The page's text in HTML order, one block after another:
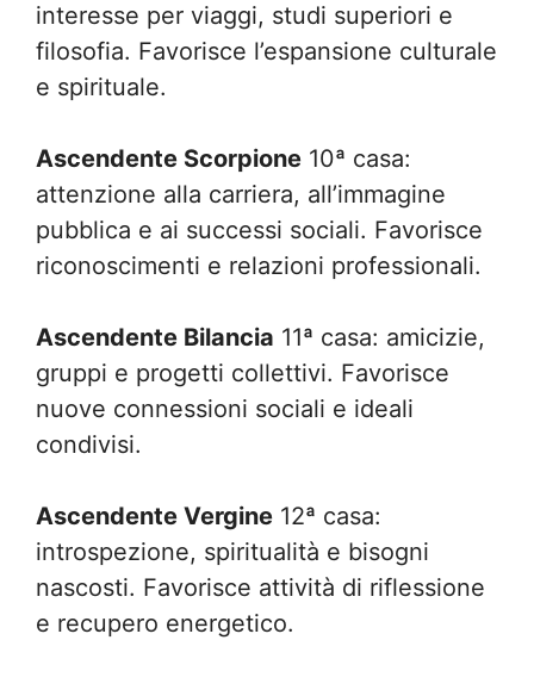
interesse per viaggi, studi superiori e
filosofia. Favorisce l’espansione culturale
e spirituale.
Ascendente Scorpione 10ª casa:
attenzione alla carriera, all’immagine
pubblica e ai successi sociali. Favorisce
riconoscimenti e relazioni professionali.
Ascendente Bilancia 11ª casa: amicizie,
gruppi e progetti collettivi. Favorisce
nuove connessioni sociali e ideali
condivisi.
Ascendente Vergine 12ª casa:
introspezione, spiritualità e bisogni
nascosti. Favorisce attività di riflessione
e recupero energetico.